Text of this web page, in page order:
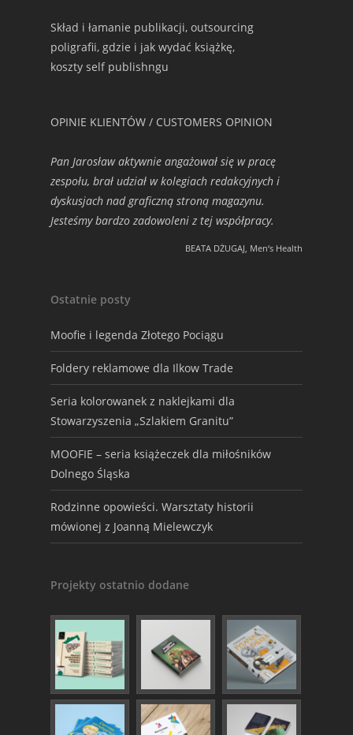
Skład i łamanie publikacji, outsourcing
poligrafii, gdzie i jak wydać książkę,
koszty self publishngu
OPINIE KLIENTÓW / CUSTOMERS OPINION
Pan Jarosław aktywnie angażował się w pracę
zespołu, brał udział w kolegiach redakcyjnych i
dyskusjach nad graficzną stroną magazynu.
Jesteśmy bardzo zadowoleni z tej współpracy.
BEATA DŻUGAJ, Men‘s Health
Ostatnie posty
Moofie i legenda Złotego Pociągu
Foldery reklamowe dla Ilkow Trade
Seria kolorowanek z naklejkami dla
Stowarzyszenia „Szlakiem Granitu”
MOOFIE – seria książeczek dla miłośników
Dolnego Śląska
Rodzinne opowieści. Warsztaty historii
mówionej z Joanną Mielewczyk
Projekty ostatnio dodane